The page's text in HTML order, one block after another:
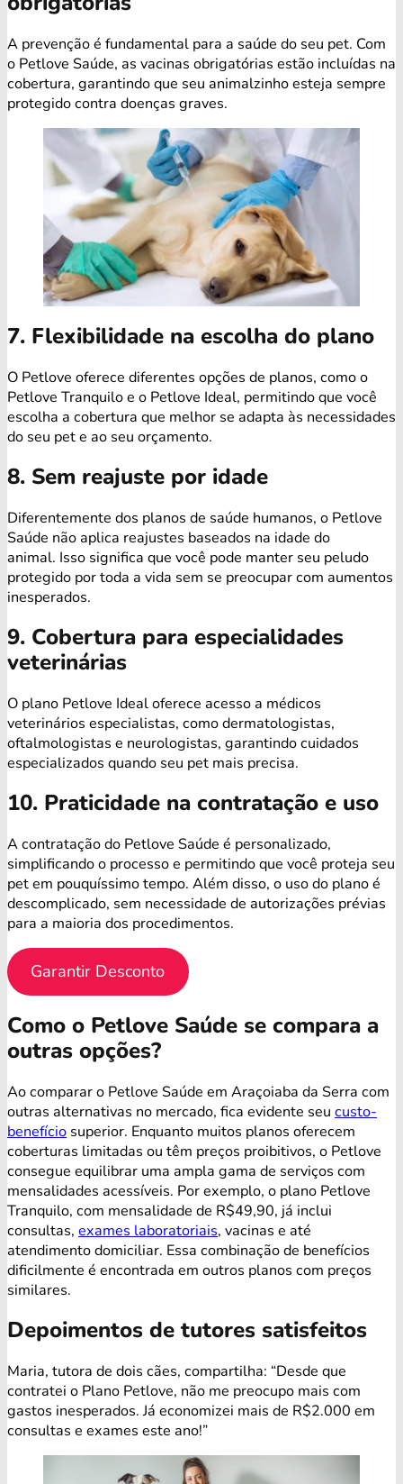
A prevenção é fundamental para a saúde do seu pet. Com
o Petlove Saúde, as vacinas obrigatórias estão incluídas na
cobertura, garantindo que seu animalzinho esteja sempre
protegido contra doenças graves.
7. Flexibilidade na escolha do plano
O Petlove oferece diferentes opções de planos, como o
Petlove Tranquilo e o Petlove Ideal, permitindo que você
escolha a cobertura que melhor se adapta às necessidades
do seu pet e ao seu orçamento.
8. Sem reajuste por idade
Diferentemente dos planos de saúde humanos, o Petlove
Saúde não aplica reajustes baseados na idade do
animal. Isso significa que você pode manter seu peludo
protegido por toda a vida sem se preocupar com aumentos
inesperados.
9. Cobertura para especialidades
veterinárias
O plano Petlove Ideal oferece acesso a médicos
veterinários especialistas, como dermatologistas,
oftalmologistas e neurologistas, garantindo cuidados
especializados quando seu pet mais precisa.
10. Praticidade na contratação e uso
A contratação do Petlove Saúde é personalizado,
simplificando o processo e permitindo que você proteja seu
pet em pouquíssimo tempo. Além disso, o uso do plano é
descomplicado, sem necessidade de autorizações prévias
para a maioria dos procedimentos.
Garantir Desconto
Como o Petlove Saúde se compara a
outras opções?
Ao comparar o Petlove Saúde em Araçoiaba da Serra com
outras alternativas no mercado, fica evidente seu custo-
benefício superior. Enquanto muitos planos oferecem
coberturas limitadas ou têm preços proibitivos, o Petlove
consegue equilibrar uma ampla gama de serviços com
mensalidades acessíveis. Por exemplo, o plano Petlove
Tranquilo, com mensalidade de R$49,90, já inclui
consultas, exames laboratoriais, vacinas e até
atendimento domiciliar. Essa combinação de benefícios
dificilmente é encontrada em outros planos com preços
similares.
Depoimentos de tutores satisfeitos
Maria, tutora de dois cães, compartilha: “Desde que
contratei o Plano Petlove, não me preocupo mais com
gastos inesperados. Já economizei mais de R$2.000 em
consultas e exames este ano!”